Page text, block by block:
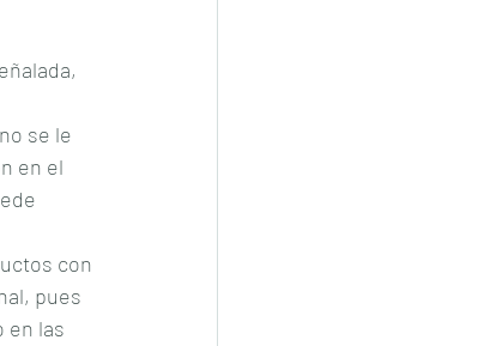
se le
en el
con
pues
en las